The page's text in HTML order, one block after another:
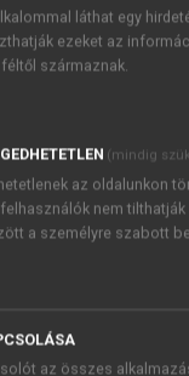
láthat egy
ezeket az
származnak.
(mindig
az oldalunkon
nem
a személyre szabott
az összes